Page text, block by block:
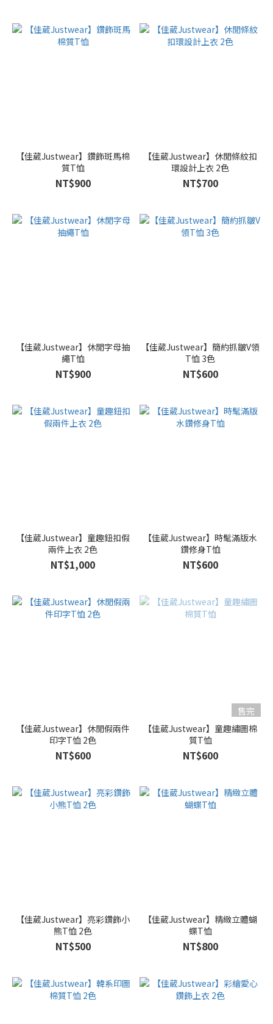
【佳葳Justwear】鑽飾斑馬棉
質T恤
NT$900
【佳葳Justwear】休閒條紋扣
環設計上衣 2色
NT$700
【佳葳Justwear】休閒字母抽
繩T恤
NT$900
【佳葳Justwear】簡約抓皺V領
T恤 3色
NT$600
【佳葳Justwear】童趣鈕扣假
兩件上衣 2色
NT$1,000
【佳葳Justwear】時髦滿版水
鑽修身T恤
NT$600
【佳葳Justwear】休閒假兩件
印字T恤 2色
NT$600
售完
【佳葳Justwear】童趣繡圖棉
質T恤
NT$600
【佳葳Justwear】亮彩鑽飾小
熊T恤 2色
NT$500
【佳葳Justwear】精緻立體蝴
蝶T恤
NT$800